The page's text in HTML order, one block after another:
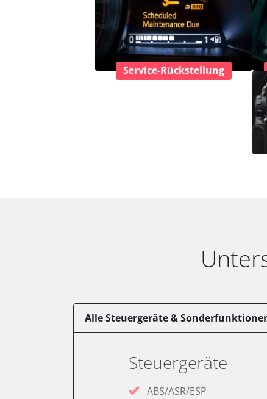
Service-Rückstellung
Alle Steuergeräte &
Steuergeräte
ABS/ASR/ESP